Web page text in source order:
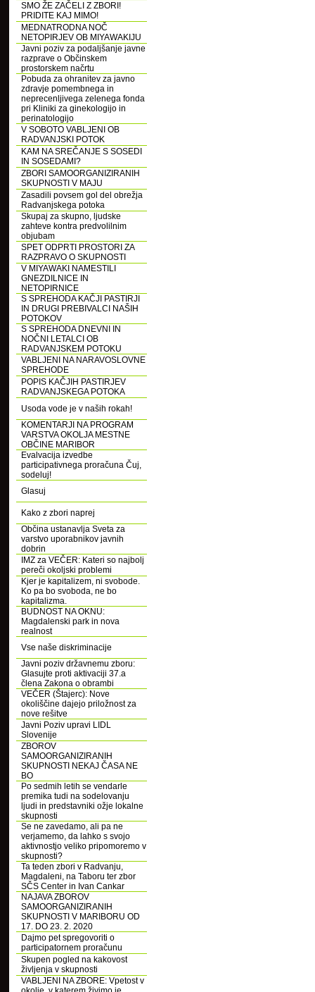
SMO ŽE ZAČELI Z ZBORI!
PRIDITE KAJ MIMO!
MEDNATRODNA NOČ
NETOPIRJEV OB MIYAWAKIJU
Javni poziv za podaljšanje javne
razprave o Občinskem
prostorskem načrtu
Pobuda za ohranitev za javno
zdravje pomembnega in
neprecenljivega zelenega fonda
pri Kliniki za ginekologijo in
perinatologijo
V SOBOTO VABLJENI OB
RADVANJSKI POTOK
KAM NA SREČANJE S SOSEDI
IN SOSEDAMI?
ZBORI SAMOORGANIZIRANIH
SKUPNOSTI V MAJU
Zasadili povsem gol del obrežja
Radvanjskega potoka
Skupaj za skupno, ljudske
zahteve kontra predvolilnim
objubam
SPET ODPRTI PROSTORI ZA
RAZPRAVO O SKUPNOSTI
V MIYAWAKI NAMESTILI
GNEZDILNICE IN
NETOPIRNICE
S SPREHODA KAČJI PASTIRJI
IN DRUGI PREBIVALCI NAŠIH
POTOKOV
S SPREHODA DNEVNI IN
NOČNI LETALCI OB
RADVANJSKEM POTOKU
VABLJENI NA NARAVOSLOVNE
SPREHODE
POPIS KAČJIH PASTIRJEV
RADVANJSKEGA POTOKA
Usoda vode je v naših rokah!
KOMENTARJI NA PROGRAM
VARSTVA OKOLJA MESTNE
OBČINE MARIBOR
Evalvacija izvedbe
participativnega proračuna Čuj,
sodeluj!
Glasuj
Kako z zbori naprej
Občina ustanavlja Sveta za
varstvo uporabnikov javnih
dobrin
IMZ za VEČER: Kateri so najbolj
pereči okoljski problemi
Kjer je kapitalizem, ni svobode.
Ko pa bo svoboda, ne bo
kapitalizma.
BUDNOST NA OKNU:
Magdalenski park in nova
realnost
Vse naše diskriminacije
Javni poziv državnemu zboru:
Glasujte proti aktivaciji 37.a
člena Zakona o obrambi
VEČER (Štajerc): Nove
okoliščine dajejo priložnost za
nove rešitve
Javni Poziv upravi LIDL
Slovenije
ZBOROV
SAMOORGANIZIRANIH
SKUPNOSTI NEKAJ ČASA NE
BO
Po sedmih letih se vendarle
premika tudi na sodelovanju
ljudi in predstavniki ožje lokalne
skupnosti
Se ne zavedamo, ali pa ne
verjamemo, da lahko s svojo
aktivnostjo veliko pripomoremo v
skupnosti?
Ta teden zbori v Radvanju,
Magdaleni, na Taboru ter zbor
SČS Center in Ivan Cankar
NAJAVA ZBOROV
SAMOORGANIZIRANIH
SKUPNOSTI V MARIBORU OD
17. DO 23. 2. 2020
Dajmo pet spregovoriti o
participatornem proračunu
Skupen pogled na kakovost
življenja v skupnosti
VABLJENI NA ZBORE: Vpetost v